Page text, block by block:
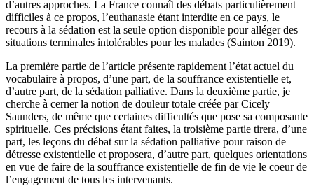
d’autres approches. La France connaît des débats particulièrement
difficiles à ce propos, l’euthanasie étant interdite en ce pays, le
recours à la sédation est la seule option disponible pour alléger des
situations terminales intolérables pour les malades (Sainton 2019).
La première partie de l’article présente rapidement l’état actuel du
vocabulaire à propos, d’une part, de la souffrance existentielle et,
d’autre part, de la sédation palliative. Dans la deuxième partie, je
cherche à cerner la notion de douleur totale créée par Cicely
Saunders, de même que certaines difficultés que pose sa composante
spirituelle. Ces précisions étant faites, la troisième partie tirera, d’une
part, les leçons du débat sur la sédation palliative pour raison de
détresse existentielle et proposera, d’autre part, quelques orientations
en vue de faire de la souffrance existentielle de fin de vie le coeur de
l’engagement de tous les intervenants.